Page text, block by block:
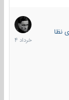
خارجی
5
خرداد
1404